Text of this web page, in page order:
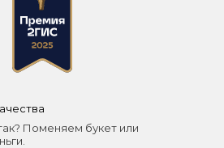
Поменяем букет или